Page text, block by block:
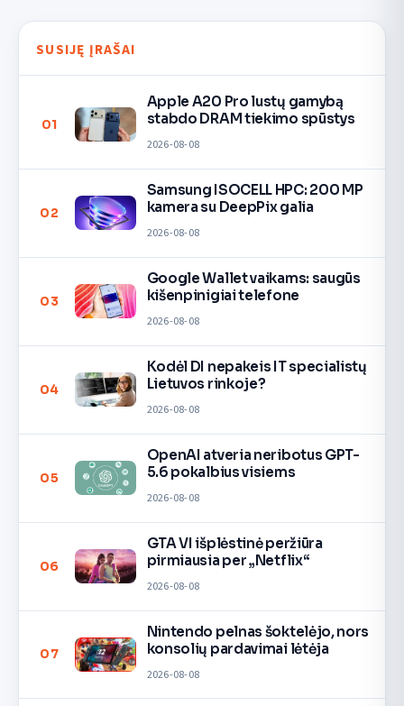
SUSIJĘ ĮRAŠAI
01
Apple A20 Pro lustų gamybą
stabdo DRAM tiekimo spūstys
2026-08-08
02
Samsung ISOCELL HPC: 200 MP
kamera su DeepPix galia
2026-08-08
03
Google Wallet vaikams: saugūs
kišenpinigiai telefone
2026-08-08
04
Kodėl DI nepakeis IT specialistų
Lietuvos rinkoje?
2026-08-08
05
OpenAI atveria neribotus GPT-
5.6 pokalbius visiems
2026-08-08
06
GTA VI išplėstinė peržiūra
pirmiausia per „Netflix“
2026-08-08
07
Nintendo pelnas šoktelėjo, nors
konsolių pardavimai lėtėja
2026-08-08